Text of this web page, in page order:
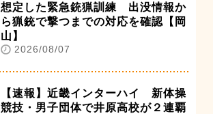
想定した緊急銃猟訓練 出没情報か
ら猟銃で撃つまでの対応を確認【岡
山】
2026/08/07
【速報】近畿インターハイ 新体操
競技・男子団体で井原高校が２連覇